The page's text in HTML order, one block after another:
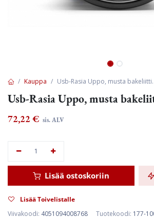
Kauppa Usb-Rasia Uppo, musta bakeliitti.
Usb-Rasia Uppo, musta
72,22€ sis. ALV
Lisää ostoskoriin
Lisää Toivelistalle
Viivakoodi: 4051094008768 Tuotekoodi: 177-